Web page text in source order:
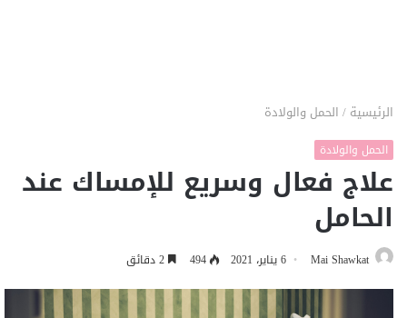
الرئيسية / الحمل والولادة
الحمل والولادة
علاج فعال وسريع للإمساك عند
الحامل
Mai Shawkat 6 يناير، 2021 494